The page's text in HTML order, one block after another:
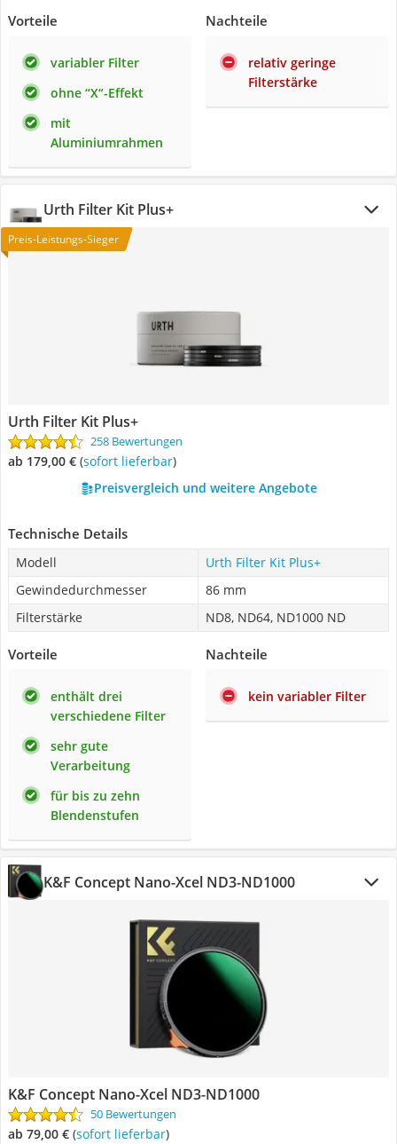
Vorteile
variabler Filter
ohne “X“-Effekt
mit
Aluminiumrahmen
Nachteile
relativ geringe
Filterstärke
Urth Filter Kit Plus+
Preis-Leistungs-Sieger
Urth Filter Kit Plus+
258 Bewertungen
ab 179,00 € ( Sofort lieferbar)
Preisvergleich und weitere Angebote
Technische Details
Modell
Urth Filter Kit Plus+
Gewindedurchmesser
86 mm
Filterstärke
ND8, ND64, ND1000 ND
Vorteile
enthält drei
verschiedene Filter
sehr gute
Verarbeitung
für bis zu zehn
Blendenstufen
Nachteile
kein variabler Filter
K&F Concept Nano-Xcel ND3-ND1000
K&F Concept Nano-Xcel ND3-ND1000
50 Bewertungen
ab 79,00 € ( Sofort lieferbar)